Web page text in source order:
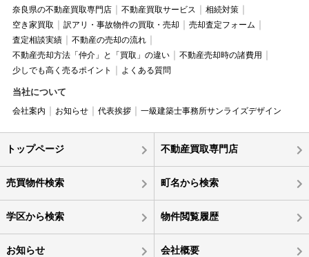
奈良県の不動産買取専門店 不動産買取サービス
相続対策
空き家買取
訳アリ・事故物件の買取・売却
売却査定フォーム
査定相談実績
不動産の売却の流れ
不動産売却方法「仲介」と「買取」の違い
不動産売却時の諸費用
少しでも高く売るポイント
よくある質問
当社について
会社案内 お知らせ 代表挨拶 一級建築士事務所サンライズデザイン
トップページ 不動産買取専門店
売買物件検索 町名から検索
学区から検索 物件閲覧履歴
お知らせ 会社概要